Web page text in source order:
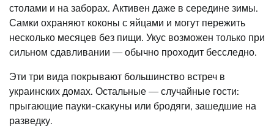
столами и на заборах. Активен даже в середине зимы.
Самки охраняют коконы с яйцами и могут пережить
несколько месяцев без пищи. Укус возможен только при
сильном сдавливании — обычно проходит бесследно.
Эти три вида покрывают большинство встреч в
украинских домах. Остальные — случайные гости:
прыгающие пауки-скакуны или бродяги, зашедшие на
разведку.